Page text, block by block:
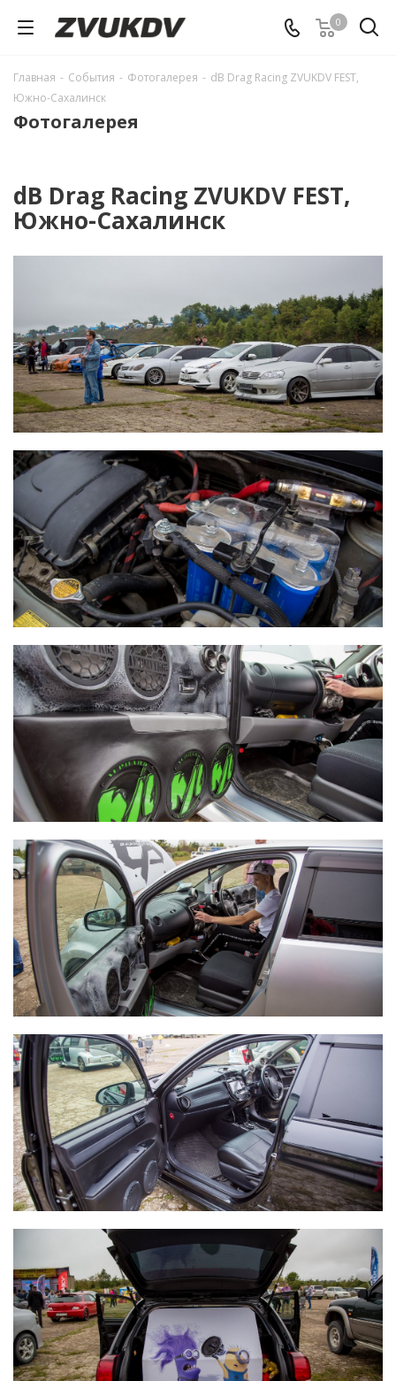
0
Главная - События - Фотогалерея - dB Drag Racing ZVUKDV FEST,
Южно-Сахалинск
Фотогалерея
dB Drag Racing ZVUKDV FEST,
Южно-Сахалинск